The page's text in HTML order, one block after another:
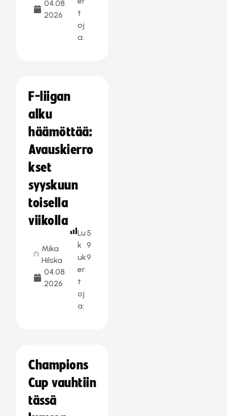
04.08.
2026
t
oj
a:
F-liigan
alku
häämöttää:
Avauskierro
kset
syyskuun
toisella
viikolla
Mika
Hilska
04.08.
2026
Lu
k
uk
er
t
oj
a:
5
9
9
Champions
Cup vauhtiin
tässä